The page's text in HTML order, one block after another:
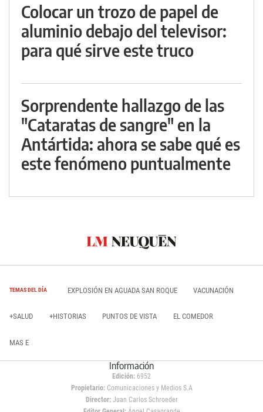
Colocar un trozo de papel de
aluminio debajo del televisor:
para qué sirve este truco
Sorprendente hallazgo de las
"Cataratas de sangre" en la
Antártida: ahora se sabe qué es
este fenómeno puntualmente
TEMAS DEL DÍA EXPLOSIÓN EN AGUADA SAN ROQUE VACUNACIÓN
+SALUD +HISTORIAS PUNTOS DE VISTA EL COMEDOR
MAS E
Información
Edición: 6952
Propietario:Comunicaciones y Medios S.A
Director: Juan Carlos Schroeder